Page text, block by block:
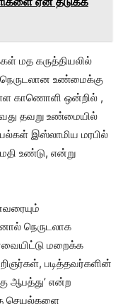
மத கருத்தியலில்
உண்மைக்கு
காணொளி ஒன்றில் ,
தவறு உண்மையில்
இஸ்லாமிய மரபில்
உண்டு, என்று
நெருடலாக
மறைக்க
படித்தவர்களின்
ஆபத்து’ என்ற
செயல்களை